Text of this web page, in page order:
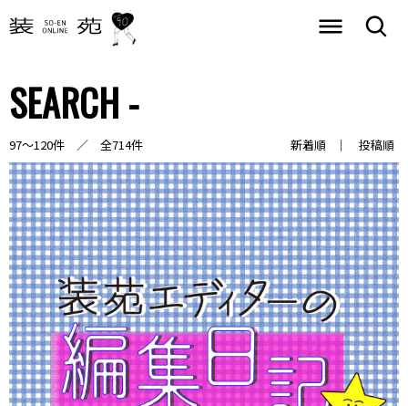
SEARCH -
97～120件 ／ 全714件 新着順 投稿順